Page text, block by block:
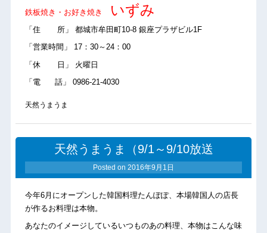
鉄板焼き・お好き焼き いずみ
「住 所」 都城市牟田町10-8 銀座プラザビル1F
「営業時間」 17：30～24：00
「休 日」 火曜日
「電 話」 0986-21-4030
天然うまうま
天然うまうま（9/1～9/10放送
Posted on 2016年9月1日
今年6月にオープンした韓国料理たんぽぽ、本場韓国人の店長
が作るお料理は本物。
あなたのイメージしているいつものあの料理、本物はこんな味